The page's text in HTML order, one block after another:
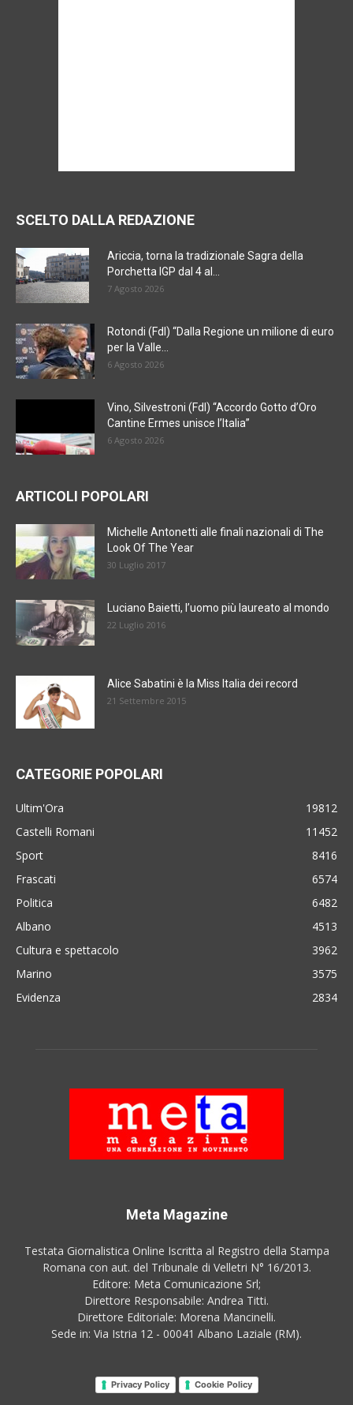
SCELTO DALLA REDAZIONE
Ariccia, torna la tradizionale Sagra della
Porchetta IGP dal 4 al...
7 Agosto 2026
Rotondi (FdI) “Dalla Regione un milione di euro
per la Valle...
6 Agosto 2026
Vino, Silvestroni (FdI) “Accordo Gotto d’Oro
Cantine Ermes unisce l’Italia”
6 Agosto 2026
ARTICOLI POPOLARI
Michelle Antonetti alle finali nazionali di The
Look Of The Year
30 Luglio 2017
Luciano Baietti, l’uomo più laureato al mondo
22 Luglio 2016
Alice Sabatini è la Miss Italia dei record
21 Settembre 2015
CATEGORIE POPOLARI
Ultim'Ora
19812
Castelli Romani
11452
Sport
8416
Frascati
6574
Politica
6482
Albano
4513
Cultura e spettacolo
3962
Marino
3575
Evidenza
2834
Meta Magazine
Testata Giornalistica Online Iscritta al Registro della Stampa
Romana con aut. del Tribunale di Velletri N° 16/2013.
Editore: Meta Comunicazione Srl;
Direttore Responsabile: Andrea Titti.
Direttore Editoriale: Morena Mancinelli.
Sede in: Via Istria 12 - 00041 Albano Laziale (RM).
Privacy Policy Cookie Policy